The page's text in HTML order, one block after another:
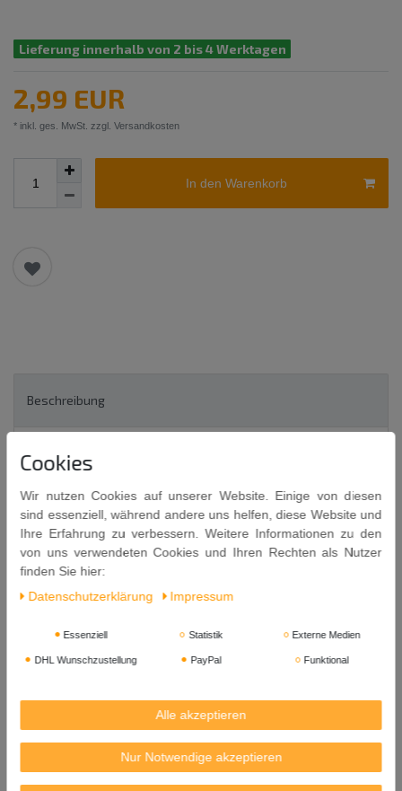
Lieferung innerhalb von 2 bis 4 Werktagen
2,99 EUR
* inkl. ges. MwSt. zzgl. Versandkosten
In den Warenkorb
Beschreibung
Weitere Details
EU-Verantwortlicher
Messer [ #792 ]
Thailand Messer mit Holzgriff 22 cm
Marke KOM-KOM
Breite: ca. 2 cm (an der breitesten Stelle)
Vorsicht, das Messer ist scharf!
Cookies
Wir nutzen Cookies auf unserer Website. Einige von diesen
sind essenziell, während andere uns helfen, diese Website und
Ihre Erfahrung zu verbessern. Weitere Informationen zu den
von uns verwendeten Cookies und Ihren Rechten als Nutzer
finden Sie hier:
Daten­schutz­erklärung
Impressum
Essenziell Statistik Externe Medien
DHL Wunschzustellung PayPal Funktional
Alle akzeptieren
Nur Notwendige akzeptieren